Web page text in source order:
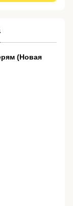
(Новая